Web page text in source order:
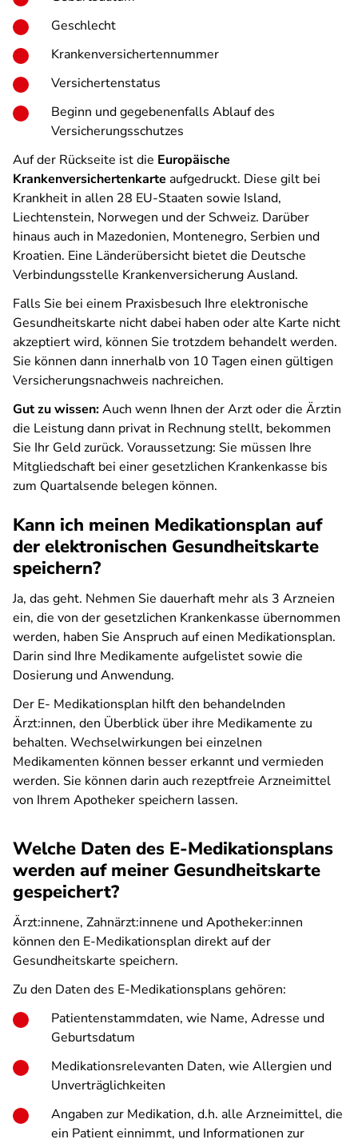
Geschlecht
Krankenversichertennummer
Versichertenstatus
Beginn und gegebenenfalls Ablauf des
Versicherungsschutzes
Auf der Rückseite ist die Europäische
Krankenversichertenkarte aufgedruckt. Diese gilt bei
Krankheit in allen 28 EU-Staaten sowie Island,
Liechtenstein, Norwegen und der Schweiz. Darüber
hinaus auch in Mazedonien, Montenegro, Serbien und
Kroatien. Eine Länderübersicht bietet die Deutsche
Verbindungsstelle Krankenversicherung Ausland.
Falls Sie bei einem Praxisbesuch Ihre elektronische
Gesundheitskarte nicht dabei haben oder alte Karte nicht
akzeptiert wird, können Sie trotzdem behandelt werden.
Sie können dann innerhalb von 10 Tagen einen gültigen
Versicherungsnachweis nachreichen.
Gut zu wissen:Auch wenn Ihnen der Arzt oder die Ärztin
die Leistung dann privat in Rechnung stellt, bekommen
Sie Ihr Geld zurück. Voraussetzung: Sie müssen Ihre
Mitgliedschaft bei einer gesetzlichen Krankenkasse bis
zum Quartalsende belegen können.
Kann ich meinen Medikationsplan auf
der elektronischen Gesundheitskarte
speichern?
Ja, das geht. Nehmen Sie dauerhaft mehr als 3 Arzneien
ein, die von der gesetzlichen Krankenkasse übernommen
werden, haben Sie Anspruch auf einen Medikationsplan.
Darin sind Ihre Medikamente aufgelistet sowie die
Dosierung und Anwendung.
Der E- Medikationsplan hilft den behandelnden
Ärzt:innen, den Überblick über ihre Medikamente zu
behalten. Wechselwirkungen bei einzelnen
Medikamenten können besser erkannt und vermieden
werden. Sie können darin auch rezeptfreie Arzneimittel
von Ihrem Apotheker speichern lassen.
Welche Daten des E-Medikationsplans
werden auf meiner Gesundheitskarte
gespeichert?
Ärzt:innene, Zahnärzt:innene und Apotheker:innen
können den E-Medikationsplan direkt auf der
Gesundheitskarte speichern.
Zu den Daten des E-Medikationsplans gehören:
Patientenstammdaten, wie Name, Adresse und
Geburtsdatum
Medikationsrelevanten Daten, wie Allergien und
Unverträglichkeiten
Angaben zur Medikation, d.h. alle Arzneimittel, die
ein Patient einnimmt, und Informationen zur